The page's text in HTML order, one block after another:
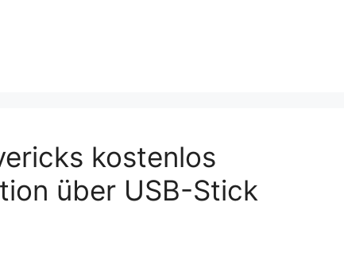
kostenlos
über USB-Stick